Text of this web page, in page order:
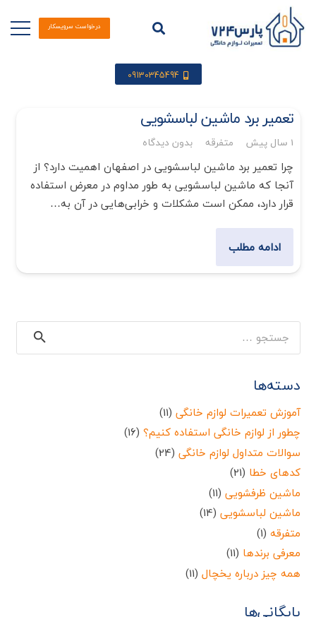
درخواست سرویسکار
09130345494
تعمیر برد ماشین لباسشویی
1 سال پیش متفرقه بدون دیدگاه
چرا تعمیر برد ماشین لباسشویی در اصفهان اهمیت دارد؟ از
آنجا که ماشین لباسشویی به طور مداوم در معرض استفاده
قرار دارد، ممکن است مشکلات و خرابی‌هایی در آن به…
ادامه مطلب
برای:
دسته‌ها
آموزش تعمیرات لوازم خانگی (11)
چطور از لوازم خانگی استفاده کنیم؟ (16)
سوالات متداول لوازم خانگی (24)
کدهای خطا (21)
ماشین ظرفشویی (11)
ماشین لباسشویی (14)
متفرقه (1)
معرفی برندها (11)
همه چیز درباره یخچال (11)
بایگانی‌ها